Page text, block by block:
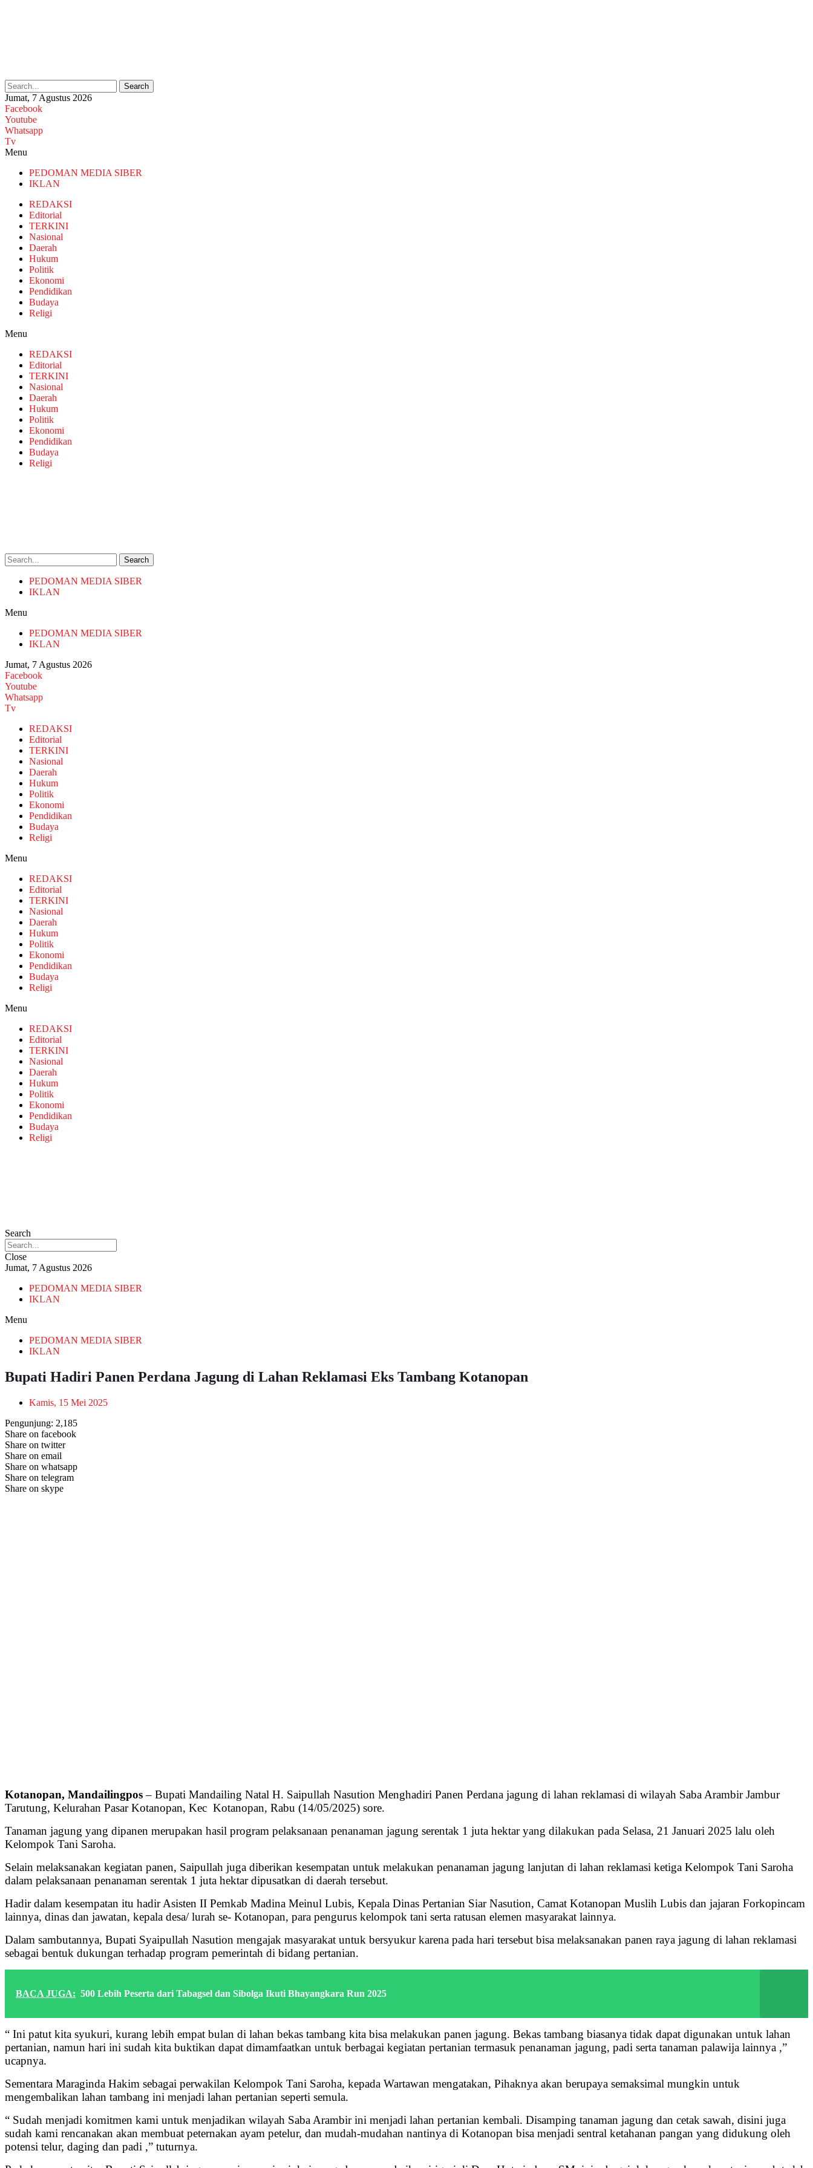
Search
Jumat, 7 Agustus 2026
Facebook
Youtube
Whatsapp
Tv
Menu
PEDOMAN MEDIA SIBER
IKLAN
REDAKSI
Editorial
TERKINI
Nasional
Daerah
Hukum
Politik
Ekonomi
Pendidikan
Budaya
Religi
Menu
REDAKSI
Editorial
TERKINI
Nasional
Daerah
Hukum
Politik
Ekonomi
Pendidikan
Budaya
Religi
Search
PEDOMAN MEDIA SIBER
IKLAN
Menu
PEDOMAN MEDIA SIBER
IKLAN
Jumat, 7 Agustus 2026
Facebook
Youtube
Whatsapp
Tv
REDAKSI
Editorial
TERKINI
Nasional
Daerah
Hukum
Politik
Ekonomi
Pendidikan
Budaya
Religi
Menu
REDAKSI
Editorial
TERKINI
Nasional
Daerah
Hukum
Politik
Ekonomi
Pendidikan
Budaya
Religi
Menu
REDAKSI
Editorial
TERKINI
Nasional
Daerah
Hukum
Politik
Ekonomi
Pendidikan
Budaya
Religi
Search
Close
Jumat, 7 Agustus 2026
PEDOMAN MEDIA SIBER
IKLAN
Menu
PEDOMAN MEDIA SIBER
IKLAN
Bupati Hadiri Panen Perdana Jagung di Lahan Reklamasi Eks Tambang Kotanopan
Kamis, 15 Mei 2025
Pengunjung: 2,185
Share on facebook
Share on twitter
Share on email
Share on whatsapp
Share on telegram
Share on skype
Kotanopan, Mandailingpos– Bupati Mandailing Natal H. Saipullah Nasution Menghadiri Panen Perdana jagung di lahan reklamasi di wilayah Saba Arambir Jambur
Tarutung, Kelurahan Pasar Kotanopan, Kec Kotanopan, Rabu (14/05/2025) sore.
Tanaman jagung yang dipanen merupakan hasil program pelaksanaan penanaman jagung serentak 1 juta hektar yang dilakukan pada Selasa, 21 Januari 2025 lalu oleh
Kelompok Tani Saroha.
Selain melaksanakan kegiatan panen, Saipullah juga diberikan kesempatan untuk melakukan penanaman jagung lanjutan di lahan reklamasi ketiga Kelompok Tani Saroha
dalam pelaksanaan penanaman serentak 1 juta hektar dipusatkan di daerah tersebut.
Hadir dalam kesempatan itu hadir Asisten II Pemkab Madina Meinul Lubis, Kepala Dinas Pertanian Siar Nasution, Camat Kotanopan Muslih Lubis dan jajaran Forkopincam
lainnya, dinas dan jawatan, kepala desa/ lurah se- Kotanopan, para pengurus kelompok tani serta ratusan elemen masyarakat lainnya.
Dalam sambutannya, Bupati Syaipullah Nasution mengajak masyarakat untuk bersyukur karena pada hari tersebut bisa melaksanakan panen raya jagung di lahan reklamasi
sebagai bentuk dukungan terhadap program pemerintah di bidang pertanian.
BACA JUGA: 500 Lebih Peserta dari Tabagsel dan Sibolga Ikuti Bhayangkara Run 2025
“ Ini patut kita syukuri, kurang lebih empat bulan di lahan bekas tambang kita bisa melakukan panen jagung. Bekas tambang biasanya tidak dapat digunakan untuk lahan
pertanian, namun hari ini sudah kita buktikan dapat dimamfaatkan untuk berbagai kegiatan pertanian termasuk penanaman jagung, padi serta tanaman palawija lainnya ,”
ucapnya.
Sementara Maraginda Hakim sebagai perwakilan Kelompok Tani Saroha, kepada Wartawan mengatakan, Pihaknya akan berupaya semaksimal mungkin untuk
mengembalikan lahan tambang ini menjadi lahan pertanian seperti semula.
“ Sudah menjadi komitmen kami untuk menjadikan wilayah Saba Arambir ini menjadi lahan pertanian kembali. Disamping tanaman jagung dan cetak sawah, disini juga
sudah kami rencanakan akan membuat peternakan ayam petelur, dan mudah-mudahan nantinya di Kotanopan bisa menjadi sentral ketahanan pangan yang didukung oleh
potensi telur, daging dan padi ,” tuturnya.